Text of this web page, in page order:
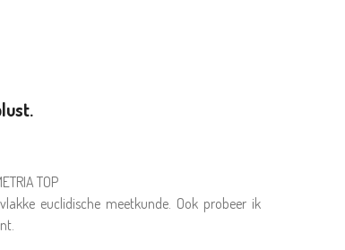
TOP
euclidische meetkunde. Ook probeer ik